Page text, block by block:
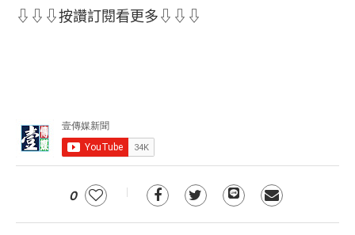
⇩⇩⇩按讚訂閱看更多⇩⇩⇩
0